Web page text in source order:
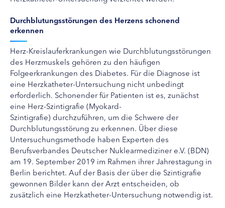
Durchblutungsstörungen des Herzens schonend
erkennen
Herz-Kreislauferkrankungen wie Durchblutungsstörungen
des Herzmuskels gehören zu den häufigen
Folgeerkrankungen des Diabetes. Für die Diagnose ist
eine Herzkatheter-Untersuchung nicht unbedingt
erforderlich. Schonender für Patienten ist es, zunächst
eine Herz-Szintigrafie (Myokard-
Szintigrafie) durchzuführen, um die Schwere der
Durchblutungsstörung zu erkennen. Über diese
Untersuchungsmethode haben Experten des
Berufsverbandes Deutscher Nuklearmediziner e.V. (BDN)
am 19. September 2019 im Rahmen ihrer Jahrestagung in
Berlin berichtet. Auf der Basis der über die Szintigrafie
gewonnen Bilder kann der Arzt entscheiden, ob
zusätzlich eine Herzkatheter-Untersuchung notwendig ist.